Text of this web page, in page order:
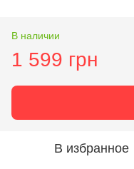
В наличии
1 599 грн
В избранное